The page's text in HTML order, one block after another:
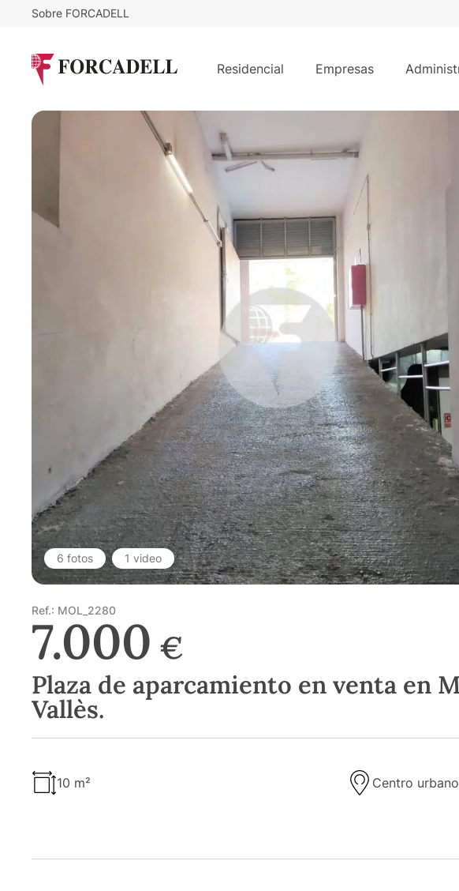
Sobre FORCADELL
Residencial Empresas
Plaza de aparcamiento en venta en Mollet del Vallès.
6 fotos 1 video
Ref.: MOL_2280
7.000 €
Plaza de aparcamiento en venta en
Vallès.
10 m² Centro urbano